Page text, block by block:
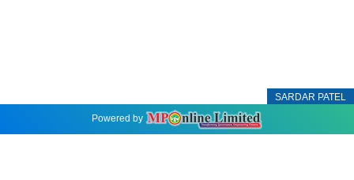
Powered by
SARDAR PATEL